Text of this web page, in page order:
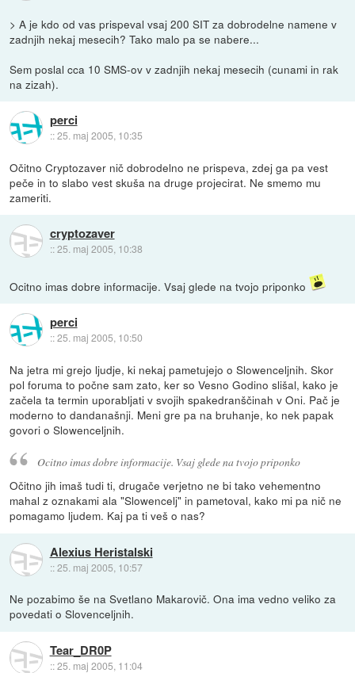
> A je kdo od vas prispeval vsaj 200 SIT za dobrodelne namene v
zadnjih nekaj mesecih? Tako malo pa se nabere...
Sem poslal cca 10 SMS-ov v zadnjih nekaj mesecih (cunami in rak
na zizah).
perci
::25. maj 2005, 10:35
Očitno Cryptozaver nič dobrodelno ne prispeva, zdej ga pa vest
peče in to slabo vest skuša na druge projecirat. Ne smemo mu
zameriti.
cryptozaver
::25. maj 2005, 10:38
Ocitno imas dobre informacije. Vsaj glede na tvojo priponko
perci
::25. maj 2005, 10:50
Na jetra mi grejo ljudje, ki nekaj pametujejo o Slowenceljnih. Skor
pol foruma to počne sam zato, ker so Vesno Godino slišal, kako je
začela ta termin uporabljati v svojih spakedranščinah v Oni. Pač je
moderno to dandanašnji. Meni gre pa na bruhanje, ko nek papak
govori o Slowenceljnih.
Ocitno imas dobre informacije. Vsaj glede na tvojo priponko
Očitno jih imaš tudi ti, drugače verjetno ne bi tako vehementno
mahal z oznakami ala "Slowencelj" in pametoval, kako mi pa nič ne
pomagamo ljudem. Kaj pa ti veš o nas?
Alexius Heristalski
::25. maj 2005, 10:57
Ne pozabimo še na Svetlano Makarovič. Ona ima vedno veliko za
povedati o Slovenceljnih.
Tear_DR0P
::25. maj 2005, 11:04